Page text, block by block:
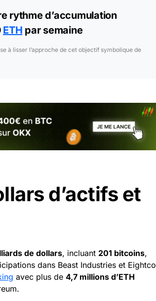
rythme d’accumulation
ETH par semaine
à lisser l’approche de cet objectif symbolique de
d’actifs et
de dollars, incluant 201 bitcoins,
dans Beast Industries et Eightco
avec plus de 4,7 millions d’ETH